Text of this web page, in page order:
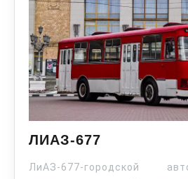
ЛИАЗ-677
ЛиАЗ-677-городской